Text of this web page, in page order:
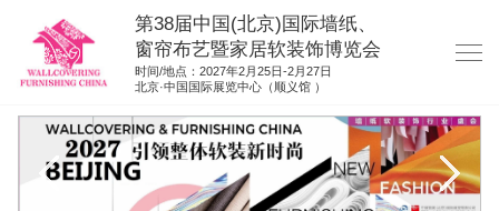
第38届中国(北京)国际墙纸、
窗帘布艺暨家居软装饰博览会
时间/地点：2027年2月25日-2月27日
北京·中国国际展览中心（顺义馆 ）
网站首页
展商服务